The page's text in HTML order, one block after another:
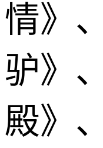
情》
驴》
殿》